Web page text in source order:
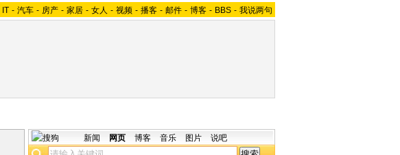
IT - 汽车 - 房产 - 家居 - 女人 - 视频 - 播客 - 邮件 - 博客 - BBS - 我说两句
新闻 网页 博客 音乐 图片 说吧